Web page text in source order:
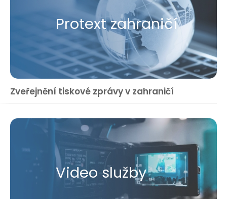
Protext zahraničí
Zveřejnění tiskové zprávy v zahraničí
Video služby